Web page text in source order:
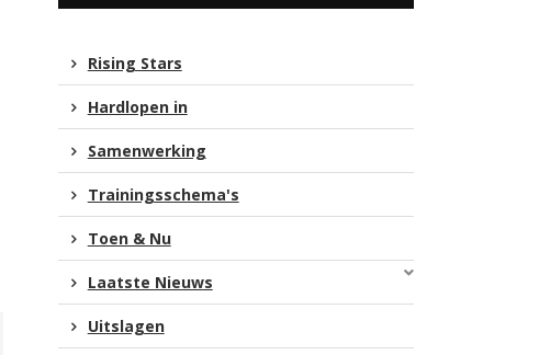
Rising Stars
Hardlopen in
Samenwerking
Trainingsschema's
Toen & Nu
Laatste Nieuws
Uitslagen